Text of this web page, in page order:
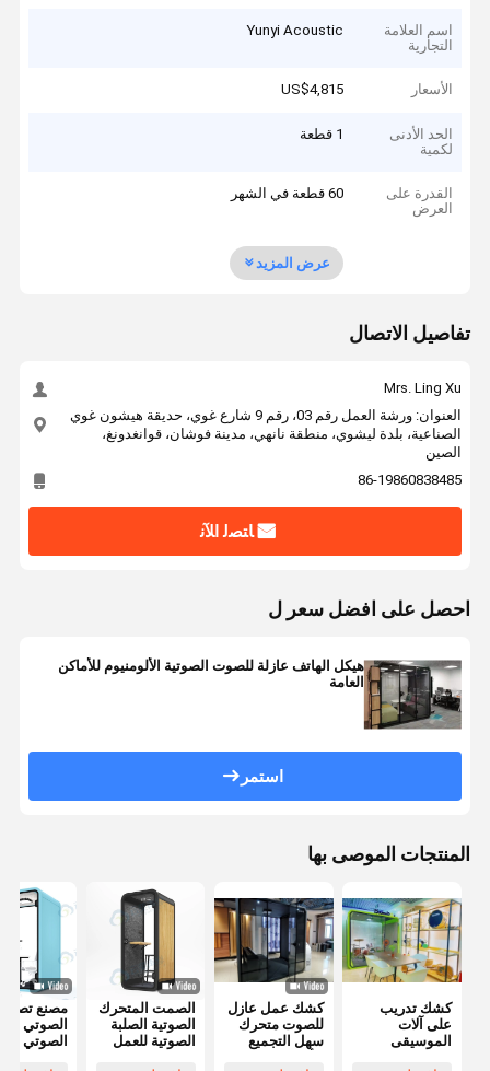
اسم العلامة
التجارية
Yunyi Acoustic
الأسعار US$4,815
الحد الأدنى
لكمية
1 قطعة
القدرة على
العرض
60 قطعة في الشهر
عرض المزيد
تفاصيل الاتصال
Mrs. Ling Xu
العنوان: ورشة العمل رقم 03، رقم 9 شارع غوي، حديقة هيشون غوي
الصناعية، بلدة ليشوي، منطقة نانهي، مدينة فوشان، قوانغدونغ،
الصين
86-19860838485
ﺎﺘﺼﻟ ﺍﻶﻧ
احصل على افضل سعر ل
هيكل الهاتف عازلة للصوت الصوتية الألومنيوم للأماكن
العامة
استمر
المنتجات الموصى بها
كشك تدريب
على آلات
الموسيقى
كشك عمل عازل
للصوت متحرك
سهل التجميع
الصمت المتحرك
الصوتية الصلبة
الصوتية للعمل
مصنع تصنيع
الصوتي
الصوتي